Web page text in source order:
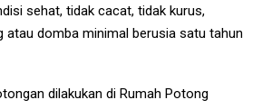
sehat, tidak cacat, tidak kurus,
atau domba minimal berusia satu tahun
dilakukan di Rumah Potong